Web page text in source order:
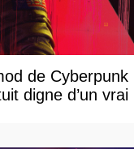
de Cyberpunk
digne d’un vrai